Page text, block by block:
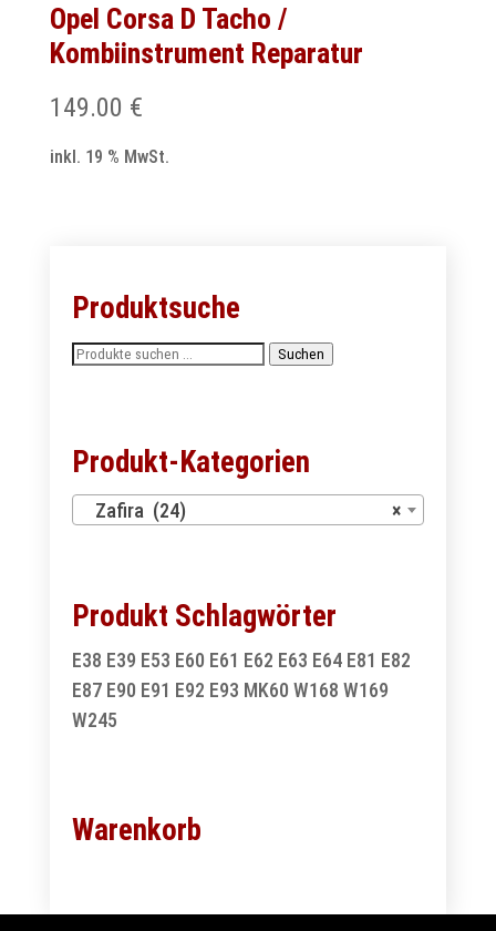
Opel Corsa D Tacho /
Kombiinstrument Reparatur
149.00 €
inkl. 19 % MwSt.
Produktsuche
Suchen
Suchen
Produkt-Kategorien
×
Zafira (24)
Produkt Schlagwörter
E38 E39 E53 E60 E61 E62 E63 E64 E81 E82
E87 E90 E91 E92 E93 MK60 W168 W169
W245
Warenkorb